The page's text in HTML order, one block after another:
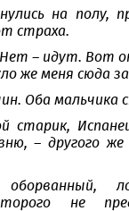
на полу,
страха.
– идут. Вот
же меня сюда
Оба мальчика
старик,
– другого же
не